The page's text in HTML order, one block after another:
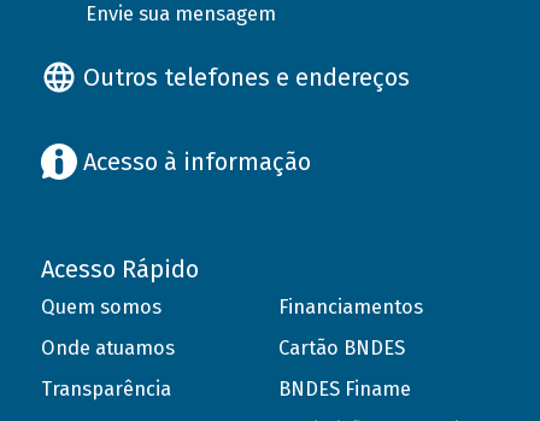
Envie sua mensagem
Outros telefones e endereços
Acesso à informação
Acesso Rápido
Quem somos
Onde atuamos
Transparência
Financiamentos
Cartão BNDES
BNDES Finame